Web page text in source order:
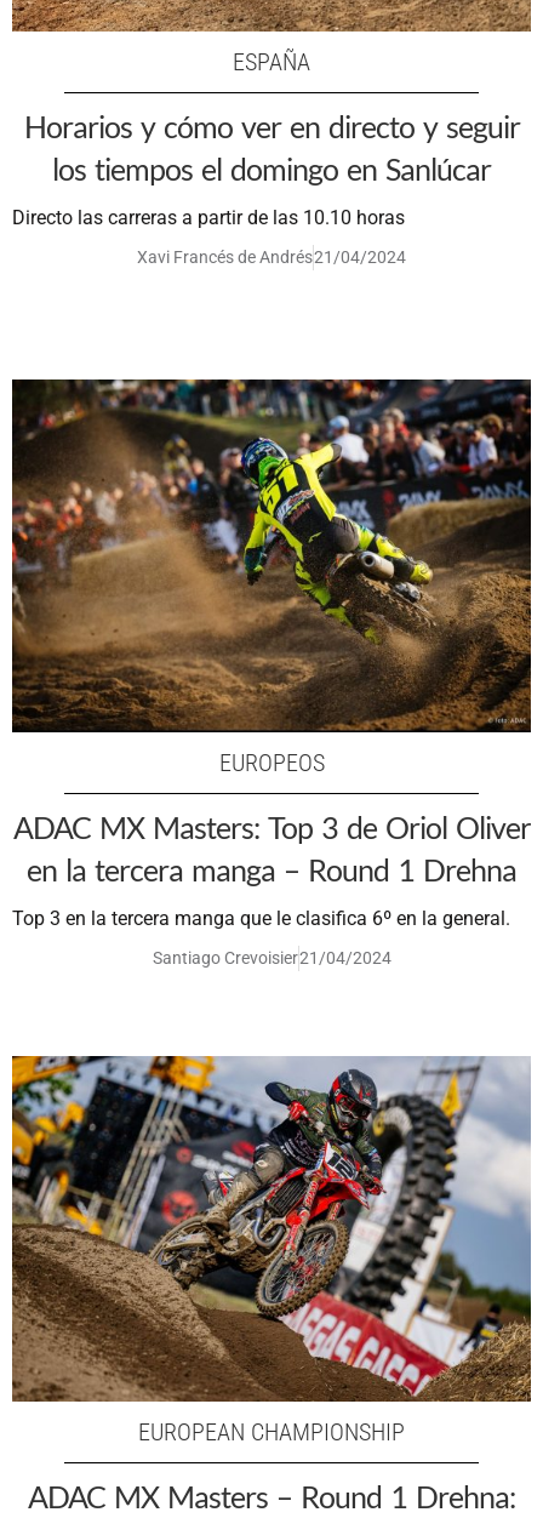
ESPAÑA
Horarios y cómo ver en directo y seguir
los tiempos el domingo en Sanlúcar
Directo las carreras a partir de las 10.10 horas
Xavi Francés de Andrés21/04/2024
EUROPEOS
ADAC MX Masters: Top 3 de Oriol Oliver
en la tercera manga – Round 1 Drehna
Top 3 en la tercera manga que le clasifica 6º en la general.
Santiago Crevoisier21/04/2024
EUROPEAN CHAMPIONSHIP
ADAC MX Masters – Round 1 Drehna: